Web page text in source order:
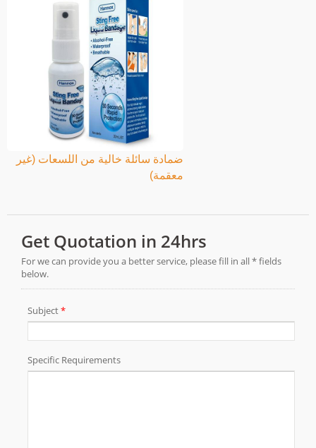
ضمادة سائلة خالية من اللسعات (غير
معقمة)